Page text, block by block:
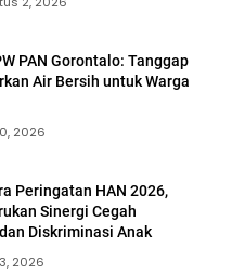
PAN Gorontalo: Tanggap
Air Bersih untuk Warga
2026
Peringatan HAN 2026,
Sinergi Cegah
Diskriminasi Anak
2026